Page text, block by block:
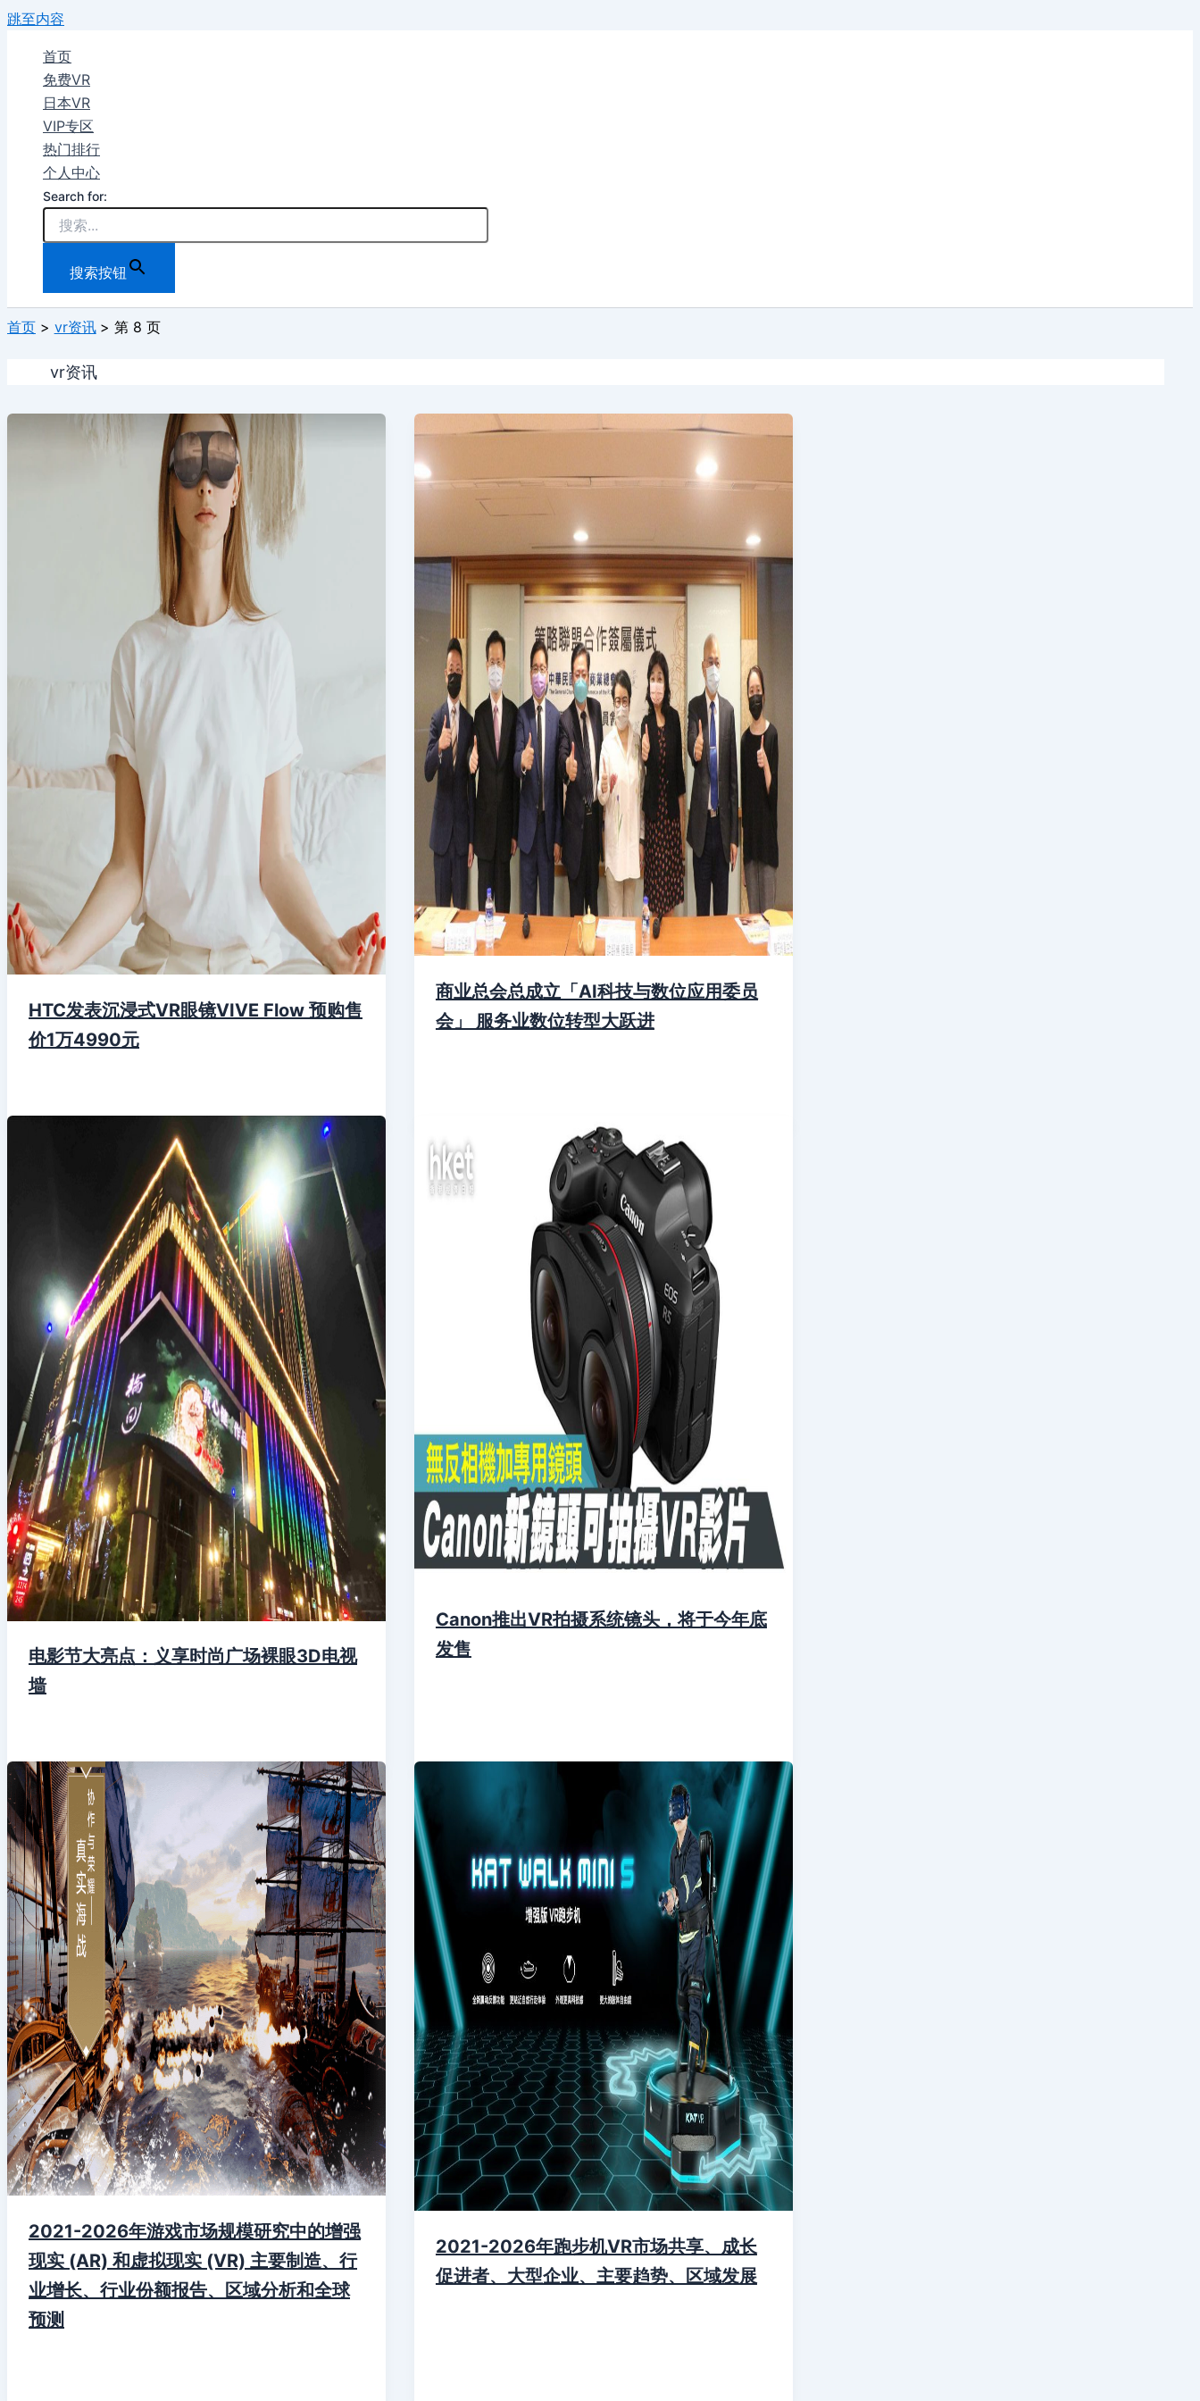
跳至内容
首页
免费VR
日本VR
VIP专区
热门排行
个人中心
Search for:
搜索按钮
首页 vr资讯 第 8 页
vr资讯
HTC发表沉浸式VR眼镜VIVE Flow 预购售
价1万4990元
商业总会总成立「AI科技与数位应用委员
会」 服务业数位转型大跃进
电影节大亮点：义享时尚广场裸眼3D电视
墙
Canon推出VR拍摄系统镜头，将于今年底
发售
2021-2026年游戏市场规模研究中的增强
现实 (AR) 和虚拟现实 (VR) 主要制造、行
业增长、行业份额报告、区域分析和全球
预测
2021-2026年跑步机VR市场共享、成长
促进者、大型企业、主要趋势、区域发展